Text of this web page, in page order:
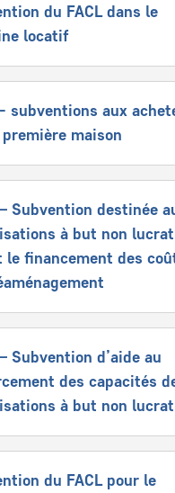
du FACL dans le
locatif
- subventions aux
première maison
Subvention destinée
à but non
le financement des
Subvention d’aide au
des capacités
à but non
du FACL pour le